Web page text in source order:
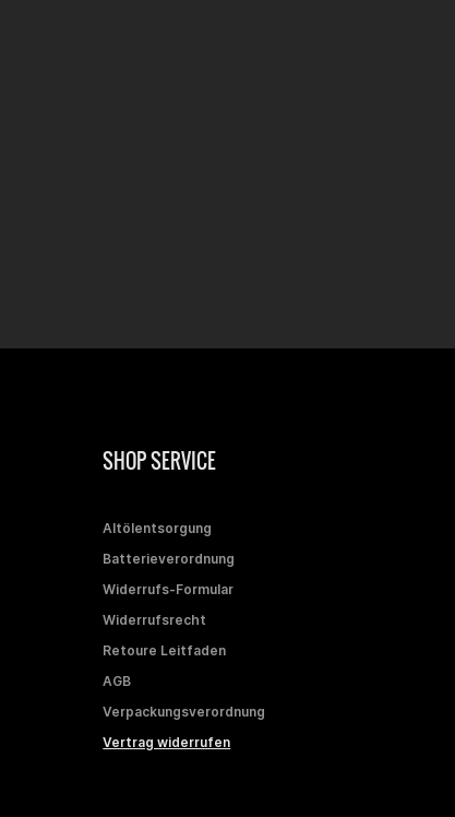
SHOP SERVICE
Altölentsorgung
Batterieverordnung
Widerrufs-Formular
Widerrufsrecht
Retoure Leitfaden
AGB
Verpackungsverordnung
Vertrag widerrufen